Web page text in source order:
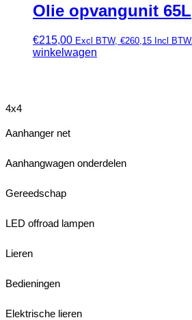
Olie opvangunit 65L
€215,00 Excl BTW, €260,15 Incl BTW.
winkelwagen
4x4
Aanhanger net
Aanhangwagen onderdelen
Gereedschap
LED offroad lampen
Lieren
Bedieningen
Elektrische lieren